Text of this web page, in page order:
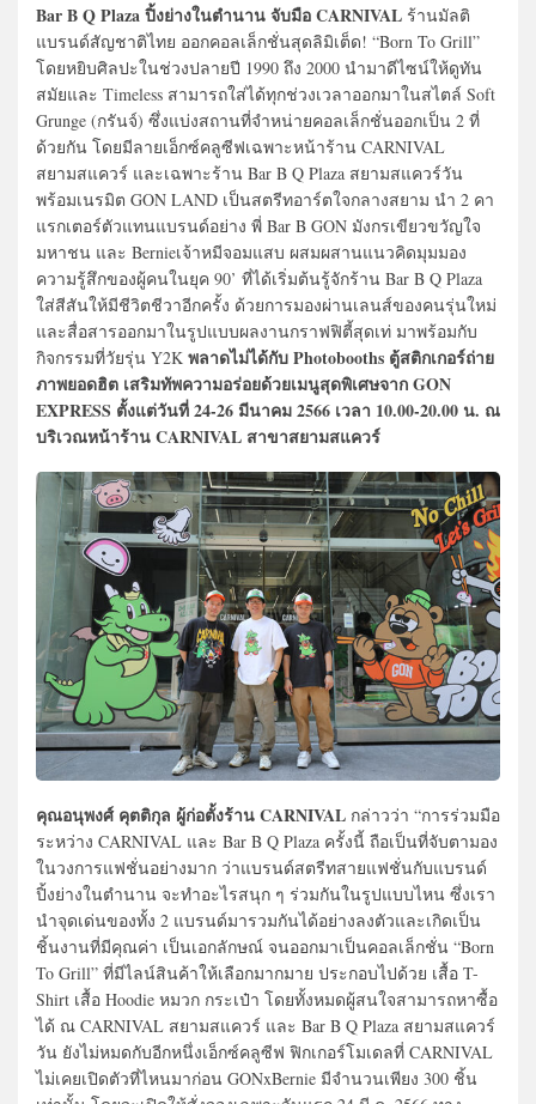
Bar B Q Plaza ปิ้งย่างในตำนาน จับมือ CARNIVAL ร้านมัลติ
แบรนด์สัญชาติไทย ออกคอลเล็กชั่นสุดลิมิเต็ด! “Born To Grill”
โดยหยิบศิลปะในช่วงปลายปี 1990 ถึง 2000 นำมาดีไซน์ให้ดูทัน
สมัยและ Timeless สามารถใส่ได้ทุกช่วงเวลาออกมาในสไตล์ Soft
Grunge (กรันจ์) ซึ่งแบ่งสถานที่จำหน่ายคอลเล็กชั่นออกเป็น 2 ที่
ด้วยกัน โดยมีลายเอ็กซ์คลูซีฟเฉพาะหน้าร้าน CARNIVAL
สยามสแควร์ และเฉพาะร้าน Bar B Q Plaza สยามสแควร์วัน
พร้อมเนรมิต GON LAND เป็นสตรีทอาร์ตใจกลางสยาม นำ 2 คา
แรกเตอร์ตัวแทนแบรนด์อย่าง พี่ Bar B GON มังกรเขียวขวัญใจ
มหาชน และ Bernieเจ้าหมีจอมแสบ ผสมผสานแนวคิดมุมมอง
ความรู้สึกของผู้คนในยุค 90’ ที่ได้เริ่มต้นรู้จักร้าน Bar B Q Plaza
ใส่สีสันให้มีชีวิตชีวาอีกครั้ง ด้วยการมองผ่านเลนส์ของคนรุ่นใหม่
และสื่อสารออกมาในรูปแบบผลงานกราฟฟิตี้สุดเท่ มาพร้อมกับ
กิจกรรมที่วัยรุ่น Y2K พลาดไม่ได้กับ Photobooths ตู้สติกเกอร์ถ่าย
ภาพยอดฮิต เสริมทัพความอร่อยด้วยเมนูสุดพิเศษจาก GON
EXPRESS ตั้งแต่วันที่ 24-26 มีนาคม 2566 เวลา 10.00-20.00 น. ณ
บริเวณหน้าร้าน CARNIVAL สาขาสยามสแควร์
คุณอนุพงศ์ คุตติกุล ผู้ก่อตั้งร้าน CARNIVAL กล่าวว่า “การร่วมมือ
ระหว่าง CARNIVAL และ Bar B Q Plaza ครั้งนี้ ถือเป็นที่จับตามอง
ในวงการแฟชั่นอย่างมาก ว่าแบรนด์สตรีทสายแฟชั่นกับแบรนด์
ปิ้งย่างในตำนาน จะทำอะไรสนุก ๆ ร่วมกันในรูปแบบไหน ซึ่งเรา
นำจุดเด่นของทั้ง 2 แบรนด์มารวมกันได้อย่างลงตัวและเกิดเป็น
ชิ้นงานที่มีคุณค่า เป็นเอกลักษณ์ จนออกมาเป็นคอลเล็กชั่น “Born
To Grill” ที่มีไลน์สินค้าให้เลือกมากมาย ประกอบไปด้วย เสื้อ T-
Shirt เสื้อ Hoodie หมวก กระเป๋า โดยทั้งหมดผู้สนใจสามารถหาซื้อ
ได้ ณ CARNIVAL สยามสแควร์ และ Bar B Q Plaza สยามสแควร์
วัน ยังไม่หมดกับอีกหนึ่งเอ็กซ์คลูซีฟ ฟิกเกอร์โมเดลที่ CARNIVAL
ไม่เคยเปิดตัวที่ไหนมาก่อน GONxBernie มีจำนวนเพียง 300 ชิ้น